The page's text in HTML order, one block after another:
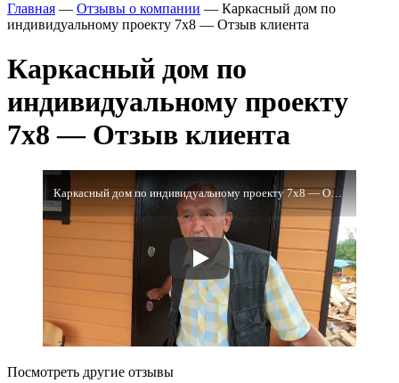
Главная — Отзывы о компании — Каркасный дом по
индивидуальному проекту 7х8 — Отзыв клиента
Каркасный дом по
индивидуальному проекту
7х8 — Отзыв клиента
Каркасный дом по индивидуальному проекту 7х8 — Отзыв клиента
Посмотреть другие отзывы